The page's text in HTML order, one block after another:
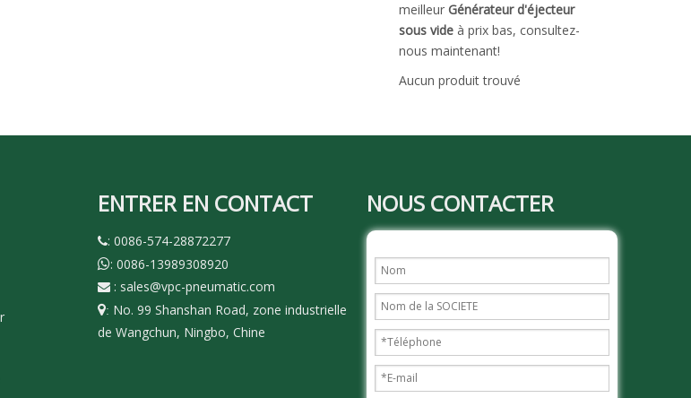
meilleur Générateur d'éjecteur
sous vide à prix bas, consultez-
nous maintenant!
Aucun produit trouvé
ENTRER EN CONTACT
: 0086-574-28872277
: 0086-13989308920
: sales@vpc-pneumatic.com
: No. 99 Shanshan Road, zone industrielle
de Wangchun, Ningbo, Chine
NOUS CONTACTER